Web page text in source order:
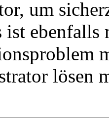
um
ist ebenfalls
lösen